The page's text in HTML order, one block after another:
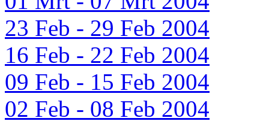
23 Feb - 29 Feb 2004
16 Feb - 22 Feb 2004
09 Feb - 15 Feb 2004
02 Feb - 08 Feb 2004